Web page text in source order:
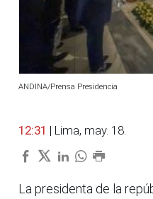
ANDINA/Prensa Presidencia
12:31 | Lima, may. 18.
La presidenta de la